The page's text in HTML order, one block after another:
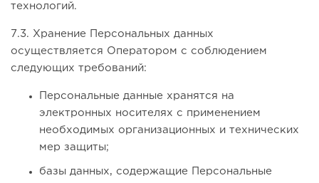
технологий.
7.3. Хранение Персональных данных
осуществляется Оператором с соблюдением
следующих требований:
Персональные данные хранятся на
электронных носителях с применением
необходимых организационных и технических
мер защиты;
базы данных, содержащие Персональные